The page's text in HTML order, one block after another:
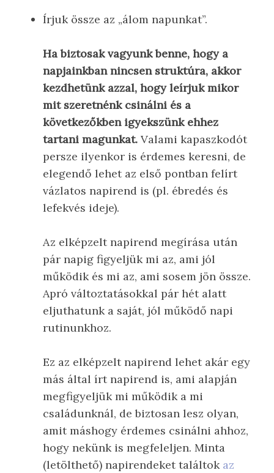
Írjuk össze az „álom napunkat”.
Ha biztosak vagyunk benne, hogy a
napjainkban nincsen struktúra, akkor
kezdhetünk azzal, hogy leírjuk mikor
mit szeretnénk csinálni és a
következőkben igyekszünk ehhez
tartani magunkat. Valami kapaszkodót
persze ilyenkor is érdemes keresni, de
elegendő lehet az első pontban felírt
vázlatos napirend is (pl. ébredés és
lefekvés ideje).
Az elképzelt napirend megírása után
pár napig figyeljük mi az, ami jól
működik és mi az, ami sosem jön össze.
Apró változtatásokkal pár hét alatt
eljuthatunk a saját, jól működő napi
rutinunkhoz.
Ez az elképzelt napirend lehet akár egy
más által írt napirend is, ami alapján
megfigyeljük mi működik a mi
családunknál, de biztosan lesz olyan,
amit máshogy érdemes csinálni ahhoz,
hogy nekünk is megfeleljen. Minta
(letölthető) napirendeket találtok az